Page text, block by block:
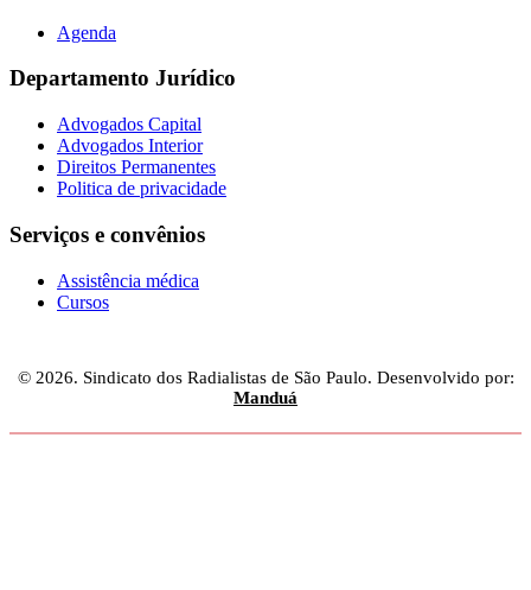
Agenda
Departamento Jurídico
Advogados Capital
Advogados Interior
Direitos Permanentes
Politica de privacidade
Serviços e convênios
Assistência médica
Cursos
© 2026. Sindicato dos Radialistas de São Paulo. Desenvolvido por:
Manduá